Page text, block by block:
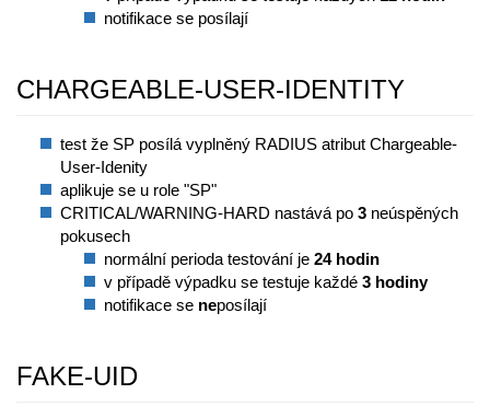
notifikace se posílají
CHARGEABLE-USER-IDENTITY
test že SP posílá vyplněný RADIUS atribut Chargeable-
User-Idenity
aplikuje se u role "SP"
CRITICAL/WARNING-HARD nastává po 3 neúspěných
pokusech
normální perioda testování je 24 hodin
v případě výpadku se testuje každé 3 hodiny
notifikace se neposílají
FAKE-UID